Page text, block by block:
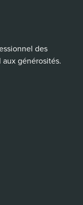
des
générosités.